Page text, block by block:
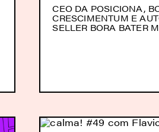
CEO DA POSICIONA,
CRESCIMENTUM E
SELLER BORA BATER